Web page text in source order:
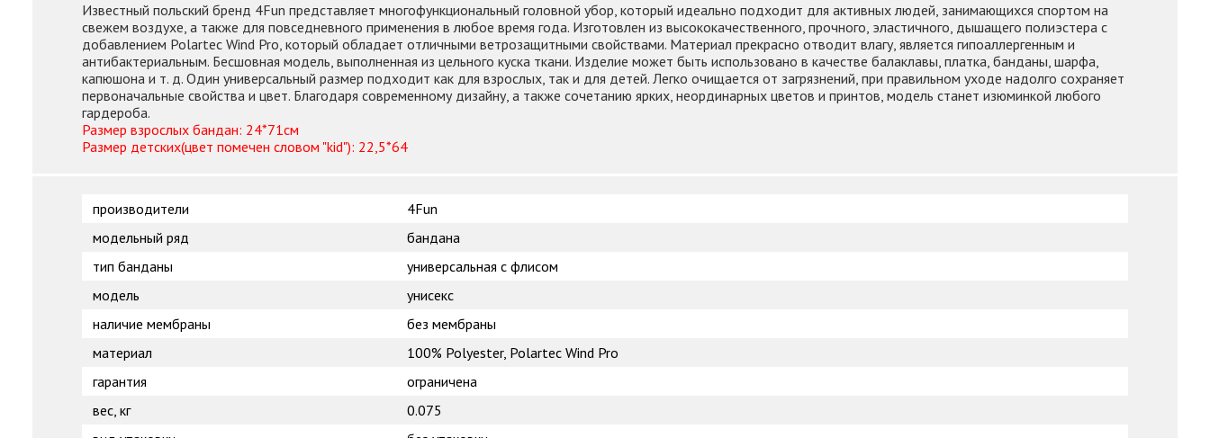
Известный польский бренд 4Fun представляет многофункциональный головной убор, который идеально подходит для активных людей, занимающихся спортом на
свежем воздухе, а также для повседневного применения в любое время года. Изготовлен из высококачественного, прочного, эластичного, дышащего полиэстера с
добавлением Polartec Wind Pro, который обладает отличными ветрозащитными свойствами. Материал прекрасно отводит влагу, является гипоаллергенным и
антибактериальным. Бесшовная модель, выполненная из цельного куска ткани. Изделие может быть использовано в качестве балаклавы, платка, банданы, шарфа,
капюшона и т. д. Один универсальный размер подходит как для взрослых, так и для детей. Легко очищается от загрязнений, при правильном уходе надолго сохраняет
первоначальные свойства и цвет. Благодаря современному дизайну, а также сочетанию ярких, неординарных цветов и принтов, модель станет изюминкой любого
гардероба.
Размер взрослых бандан: 24*71см
Размер детских(цвет помечен словом "kid"): 22,5*64
производители
4Fun
модельный ряд
бандана
тип банданы
универсальная с флисом
модель
унисекс
наличие мембраны
без мембраны
материал
100% Polyester, Polartec Wind Pro
гарантия
ограничена
вес, кг
0.075